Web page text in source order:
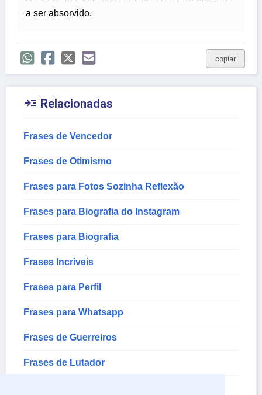
a ser absorvido.
copiar
 Relacionadas
Frases de Vencedor
Frases de Otimismo
Frases para Fotos Sozinha Reflexão
Frases para Biografia do Instagram
Frases para Biografia
Frases Incriveis
Frases para Perfil
Frases para Whatsapp
Frases de Guerreiros
Frases de Lutador